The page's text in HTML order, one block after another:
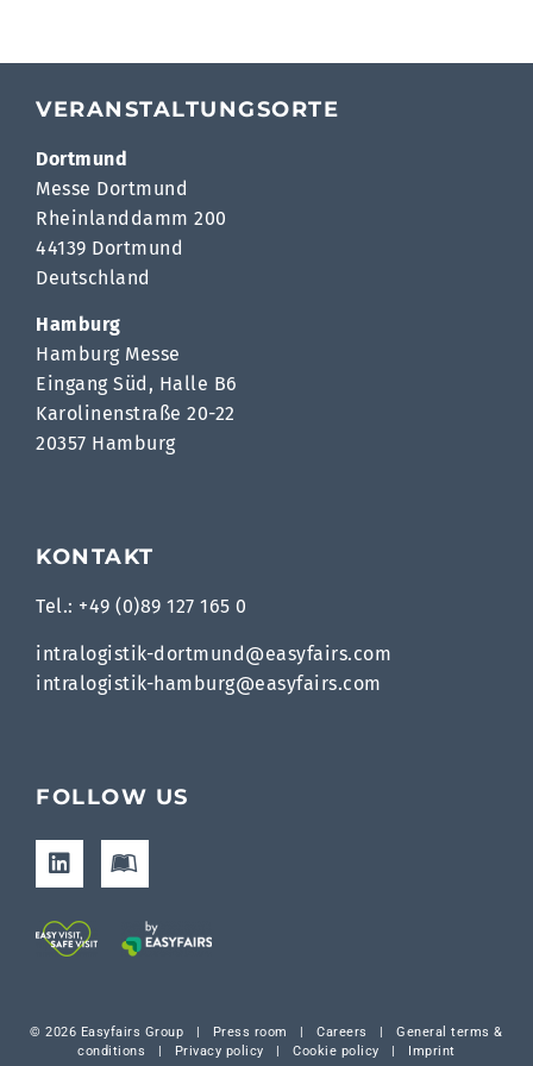
VERANSTALTUNGSORTE
Dortmund
Messe Dortmund
Rheinlanddamm 200
44139 Dortmund
Deutschland
Hamburg
Hamburg Messe
Eingang Süd, Halle B6
Karolinenstraße 20-22
20357 Hamburg
KONTAKT
Tel.: +49 (0)89 127 165 0
intralogistik-dortmund@easyfairs.com
intralogistik-hamburg@easyfairs.com
FOLLOW US
© 2026 Easyfairs Group Press room |Careers |General terms &
conditions
Privacy policy |Cookie policy Imprint